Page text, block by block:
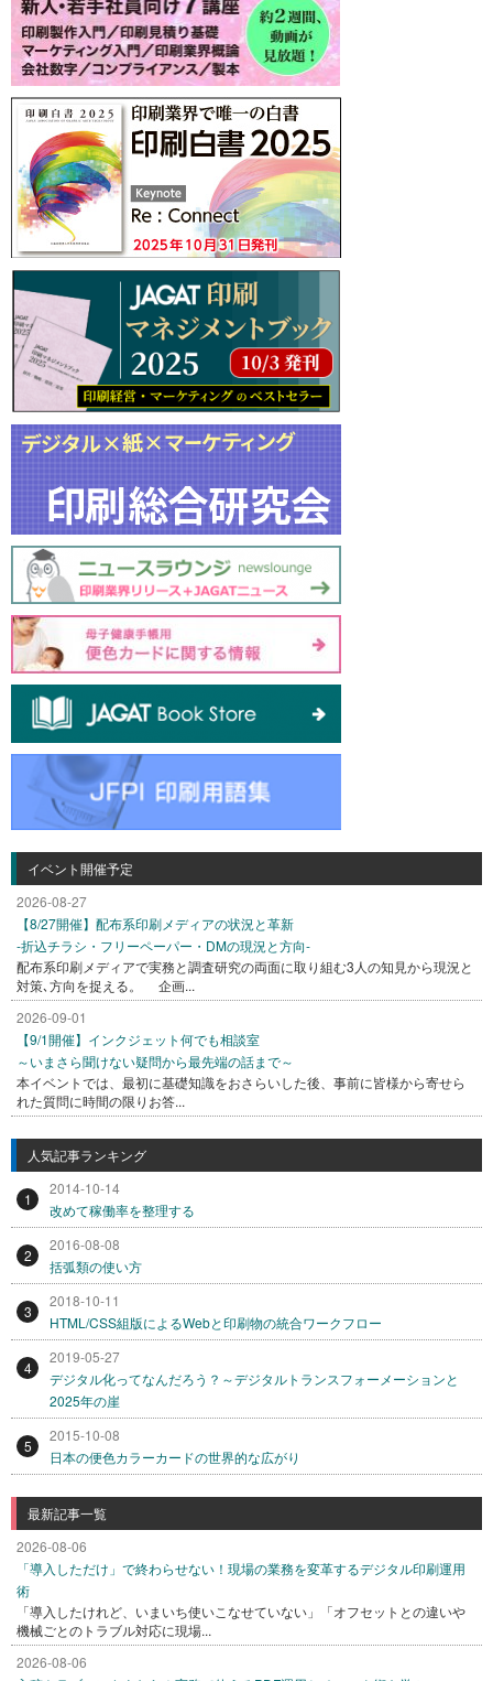
イベント開催予定
2026-08-27
【8/27開催】配布系印刷メディアの状況と革新
-折込チラシ・フリーペーパー・DMの現況と方向-
配布系印刷メディアで実務と調査研究の両面に取り組む3人の知見から現況と
対策､方向を捉える。 企画...
2026-09-01
【9/1開催】インクジェット何でも相談室
～いまさら聞けない疑問から最先端の話まで～
本イベントでは、最初に基礎知識をおさらいした後、事前に皆様から寄せら
れた質問に時間の限りお答...
人気記事ランキング
1
2014-10-14
改めて稼働率を整理する
2
2016-08-08
括弧類の使い方
3
2018-10-11
HTML/CSS組版によるWebと印刷物の統合ワークフロー
4
2019-05-27
デジタル化ってなんだろう？～デジタルトランスフォーメーションと
2025年の崖
5
2015-10-08
日本の便色カラーカードの世界的な広がり
最新記事一覧
2026-08-06
「導入しただけ」で終わらせない！現場の業務を変革するデジタル印刷運用
術
「導入したけれど、いまいち使いこなせていない」「オフセットとの違いや
機械ごとのトラブル対応に現場...
2026-08-06